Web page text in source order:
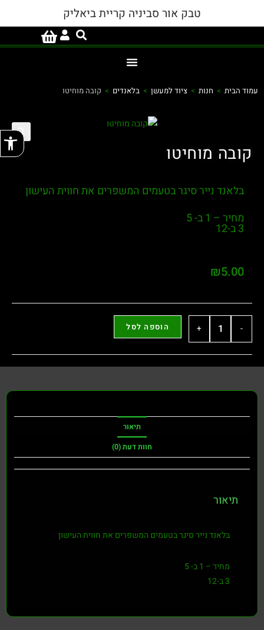
טבק אור סביניה קריית ביאליק
עמוד הבית > חנות > ציוד למעשן > בלאנדים > קובה מוחיטו
קובה מוחיטו
בלאנד נייר סיגר בטעמים המשפרים את חווית העישון
מחיר – 1 ב- 5
3 ב-12
₪5.00
-
+ הוספה לסל
תיאור
חוות דעת (0)
תיאור
בלאנד נייר סיגר בטעמים המשפרים את חווית העישון
מחיר – 1 ב- 5
3 ב-12